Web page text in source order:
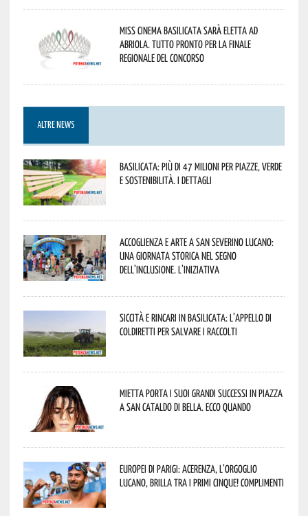
Miss Cinema Basilicata sarà eletta ad
Abriola. Tutto pronto per la finale
regionale del concorso
ALTRE NEWS
Basilicata: più di 47 milioni per piazze, verde
e sostenibilità. I dettagli
Accoglienza e arte a San Severino Lucano:
una giornata storica nel segno
dell’inclusione. L’iniziativa
Siccità e rincari in Basilicata: l’appello di
Coldiretti per salvare i raccolti
Mietta porta i suoi grandi successi in piazza
a San Cataldo di Bella. Ecco quando
Europei di Parigi: Acerenza, l’orgoglio
lucano, brilla tra i primi cinque! Complimenti